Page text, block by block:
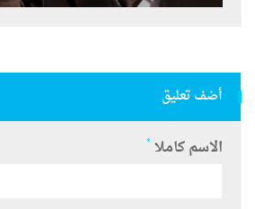
أضف تعليق
الاسم كاملا *